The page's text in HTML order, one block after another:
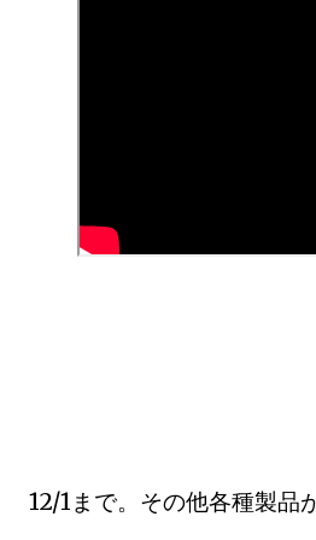
12/1まで。その他各種製品